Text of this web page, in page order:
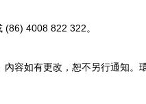
(86) 4008 822 322 。
容如有更改，恕不另行通知。